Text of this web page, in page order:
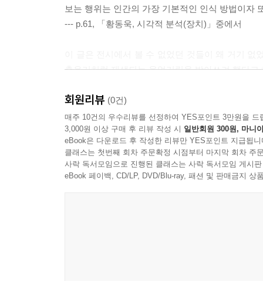
보는 행위는 인간의 가장 기본적인 인식 방법이자
--- p.61, 「황동욱, 시각적 분석(장치)」중에서
축음기처럼 재생되는 웅얼거림을 받아쓰려 했다고
--- p.71, 「윤원화, 예술의 공간의 예술」중에서
회원리뷰 (0건)
매주 10건의 우수리뷰를 선정하여 YES포인트 3만원을 드
3,000원 이상 구매 후 리뷰 작성 시 일반회원 300원, 마니
eBook은 다운로드 후 작성한 리뷰만 YES포인트 지급됩니
클래스는 첫번째 회차 주문확정 시점부터 마지막 회차 주
사락 독서모임으로 진행된 클래스는 사락 독서모임 게시
eBook 페이백, CD/LP, DVD/Blu-ray, 패션 및 판매금지 상